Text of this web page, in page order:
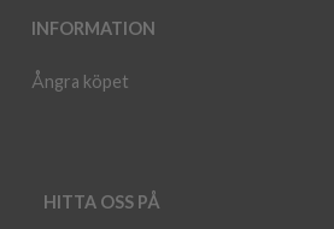
INFORMATION
Ångra köpet
HITTA OSS PÅ